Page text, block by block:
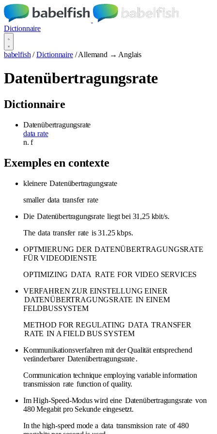
Dictionnaire
babelfish / Dictionnaire / Allemand → Anglais
Datenübertragungsrate
Dictionnaire
Datenübertragungsrate
data rate
n.f
Exemples en contexte
kleinere Datenübertragungsrate
smaller data transfer rate
Die Datenübertragungsrate liegt bei 31,25 kbit/s.
The data transfer rate is 31.25 kbps.
OPTMIERUNG DER DATENÜBERTRAGUNGSRATE
FÜR VIDEODIENSTE
OPTIMIZING DATA RATE FOR VIDEO SERVICES
VERFAHREN ZUR EINSTELLUNG EINER
DATENÜBERTRAGUNGSRATE IN EINEM
FELDBUSSYSTEM
METHOD FOR REGULATING DATA TRANSFER
RATE IN A FIELD BUS SYSTEM
Kommunikationsverfahren mit der Qualität entsprechend
veränderbarer Datenübertragungsrate.
Communication technique employing variable information
transmission rate function of quality.
Im High-Speed-Modus wird eine Datenübertragungsrate von
480 Megabit pro Sekunde eingesetzt.
In the high-speed mode a data transmission rate of 480